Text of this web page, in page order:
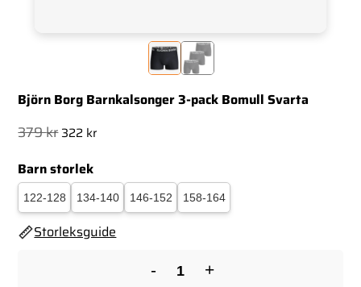
Björn Borg Barnkalsonger 3-pack Bomull Svarta
379krDet
priset
var:
379 kr.
322 kr
är:
322 kr.
Barn storlek
122-128 134-140 146-152 158-164
Storleksguide
- +